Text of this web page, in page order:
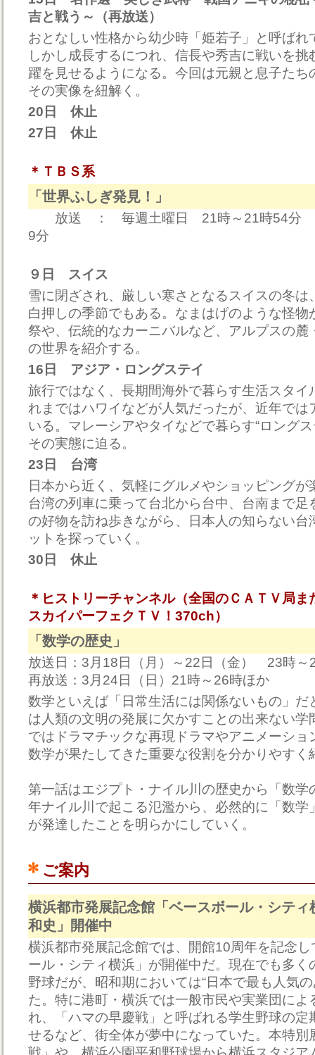
吉と戦う～（再放送）
おとなしい性格から幼少時「姫若子」と呼ばれ
しかし成長するにつれ、信長や秀吉に戦いを
躍を見せるようになる。今回は元親と息子たち
その実像を紐解く。
20日 休止
27日 休止
＊ＴＢＳ系
「世界ふしぎ発見！」
放送 ： 毎週土曜日 21時～21時54分
9分
９日 スイス
雪に閉ざされ、厳しい寒さとなるスイスの冬は
白押しの季節でもある。なまはげのような怪物
祭や、伝統的なカーニバルなど、アルプスの麓
の世界を紹介する。
16日 アジア・ロングステイ
旅行ではなく、長期間海外で暮らす生活スタイ
れまではハワイなどが人気だったが、近年では
いる。マレーシアやタイなどで暮らす“ロング
その実態に迫る。
23日 台湾
日本から近く、気軽にグルメやショッピング
台湾の列車に乗って台北から台中、台南まで足
の好物を訪ね歩きながら、日本人の知らない台
ットを探っていく。
30日 休止
＊ヒストリーチャンネル（全国のＣＡＴＶ局
スカイパーフェクＴＶ！370ch）
「数学の歴史」
放送日：3月18日（月）～22日（金） 23時～
再放送：3月24日（日）21時～26時ほか
数学といえば「日常生活には関係ないもの」だ
は人類の文明の発展に欠かすことの出来ない学
ではドラマチックな再現ドラマやアニメーショ
数学が果たしてきた重要な役割を分かりやすく
第一話はエジプト・ナイル川の歴史から「数学
年ナイル川で起こる氾濫から、必然的に「数学
が発達したことを明らかにしていく。
ご案内
横浜都市発展記念館「ベースボール・シティ
和史」開催中
横浜都市発展記念館では、開館10周年を記念
ール・シティ横浜」が開催中だ。現在でも多く
野球だが、昭和期においては“日本で最も人気
た。特に港町・横浜では一般市民や実業団によ
れ、「ハマの早慶戦」と呼ばれる学生野球の定
せるなど、街全体が夢中になっていた。本特別